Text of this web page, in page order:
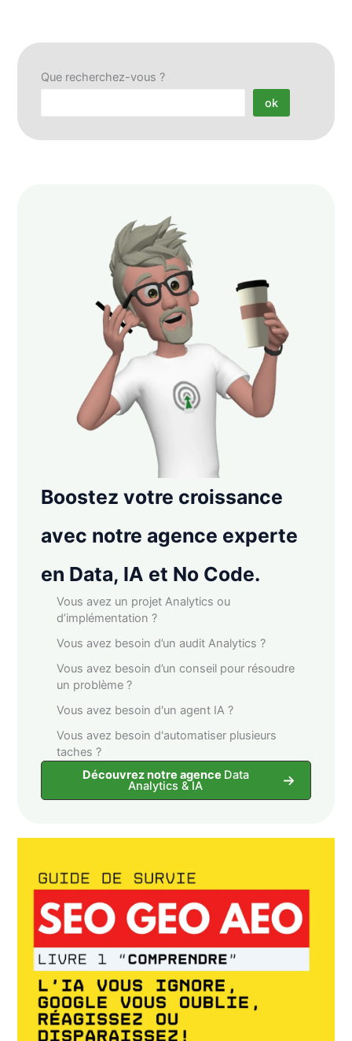
Que recherchez-vous ?
ok
Boostez votre croissance
avec notre agence experte
en Data, IA et No Code.
Vous avez un projet Analytics ou
d’implémentation ?
Vous avez besoin d’un audit Analytics ?
Vous avez besoin d’un conseil pour résoudre
un problème ?
Vous avez besoin d'un agent IA ?
Vous avez besoin d'automatiser plusieurs
taches ?
Découvrez notre agence Data
Analytics & IA